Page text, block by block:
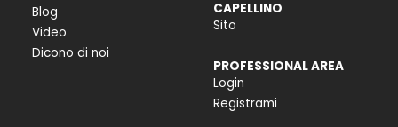
Blog
Video
Dicono di noi
CAPELLINO
Sito
PROFESSIONAL AREA
Login
Registrami